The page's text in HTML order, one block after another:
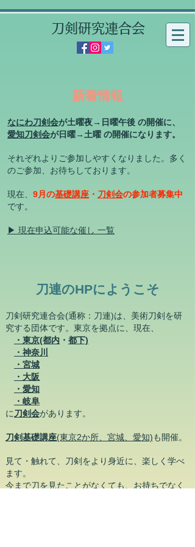
刀剣研究連合会
新着情報
なにわ刀剣会が土曜夜→日曜午後 の開催に、
愛知刀剣会が日曜→土曜 の開催になります。
それぞれよりご参加しやすくなりました。多く
のご参加、お待ちしております。
現在、 9月 の基礎講座 ・ 刀剣会の参加者募集中
です。
​​▶ 現在申込可能な催し 一覧
​刀連のHPにようこそ
刀剣研究連合会(通称：刀連)は、美術刀剣を研
究する団体です。東京を拠点に、現在、
・東京(都内 ・ 都下)
・神奈川
・宮城
・大阪
・愛知
・岐阜
に刀剣会があります。​
刀剣基礎講座(東京2か所、 宮城、愛知)も開催。
見て・触れて、刀剣をより身近に、楽しく学べ
ます。
今まで刀を見たことがなくても、お持ちでなく